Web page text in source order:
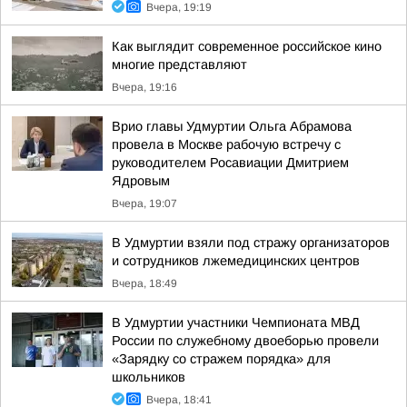
Вчера, 19:19
Как выглядит современное российское кино
многие представляют
Вчера, 19:16
Врио главы Удмуртии Ольга Абрамова
провела в Москве рабочую встречу с
руководителем Росавиации Дмитрием
Ядровым
Вчера, 19:07
В Удмуртии взяли под стражу организаторов
и сотрудников лжемедицинских центров
Вчера, 18:49
В Удмуртии участники Чемпионата МВД
России по служебному двоеборью провели
«Зарядку со стражем порядка» для
школьников
Вчера, 18:41